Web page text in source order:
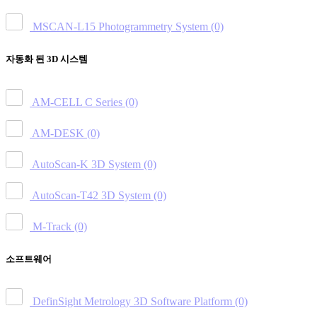
MSCAN-L15 Photogrammetry System (0)
자동화 된 3D 시스템
AM-CELL C Series (0)
AM-DESK (0)
AutoScan-K 3D System (0)
AutoScan-T42 3D System (0)
M-Track (0)
소프트웨어
DefinSight Metrology 3D Software Platform (0)